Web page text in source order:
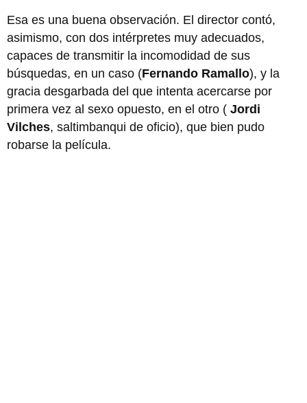
Esa es una buena observación. El director contó,
asimismo, con dos intérpretes muy adecuados,
capaces de transmitir la incomodidad de sus
búsquedas, en un caso (Fernando Ramallo), y la
gracia desgarbada del que intenta acercarse por
primera vez al sexo opuesto, en el otro ( Jordi
Vilches, saltimbanqui de oficio), que bien pudo
robarse la película.